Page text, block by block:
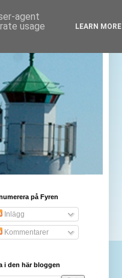
på Fyren
Inlägg
Kommentarer
i den här bloggen
agent
usage
LEARN MORE